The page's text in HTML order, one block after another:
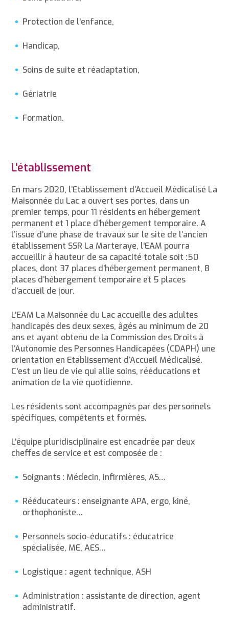
Protection de l'enfance,
Handicap,
Soins de suite et réadaptation,
Gériatrie
Formation.
L'établissement
En mars 2020, l’Etablissement d’Accueil Médicalisé La
Maisonnée du Lac a ouvert ses portes, dans un
premier temps, pour 11 résidents en hébergement
permanent et 1 place d’hébergement temporaire. A
l’issue d’une phase de travaux sur le site de l’ancien
établissement SSR La Marteraye, l'EAM pourra
accueillir à hauteur de sa capacité totale soit :50
places, dont 37 places d’hébergement permanent, 8
places d’hébergement temporaire et 5 places
d’accueil de jour.
L'EAM La Maisonnée du Lac accueille des adultes
handicapés des deux sexes, âgés au minimum de 20
ans et ayant obtenu de la Commission des Droits à
l’Autonomie des Personnes Handicapées (CDAPH) une
orientation en Etablissement d’Accueil Médicalisé.
C'est un lieu de vie qui allie soins, rééducations et
animation de la vie quotidienne.
Les résidents sont accompagnés par des personnels
spécifiques, compétents et formés.
L'équipe pluridisciplinaire est encadrée par deux
cheffes de service et est composée de :
Soignants : Médecin, infirmières, AS…
Rééducateurs : enseignante APA, ergo, kiné,
orthophoniste…
Personnels socio-éducatifs : éducatrice
spécialisée, ME, AES…
Logistique : agent technique, ASH
Administration : assistante de direction, agent
administratif.